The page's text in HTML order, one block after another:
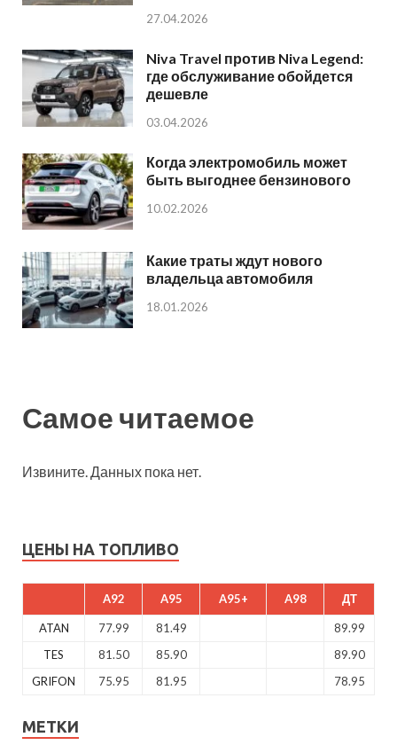
27.04.2026
Niva Travel против Niva Legend:
где обслуживание обойдется
дешевле
03.04.2026
Когда электромобиль может
быть выгоднее бензинового
10.02.2026
Какие траты ждут нового
владельца автомобиля
18.01.2026
Самое читаемое
Извините. Данных пока нет.
ЦЕНЫ НА ТОПЛИВО
A92 A95 A95+ A98 ДТ
ATAN 77.99 81.49
89.99
TES
81.50 85.90
89.90
GRIFON
75.95 81.95 78.95
МЕТКИ